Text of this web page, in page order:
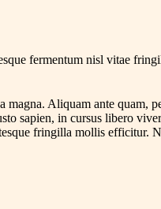
fermentum nisl vitae
Aliquam ante quam,
sapien, in cursus libero
fringilla mollis efficitur.